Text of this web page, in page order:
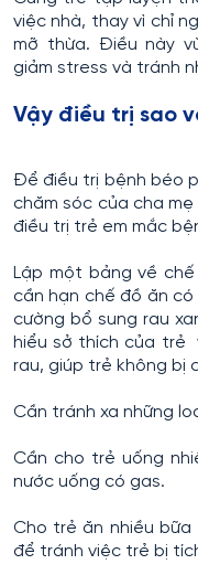
việc nhà, thay vì chỉ
mỡ thừa. Điều này
giảm stress và tránh
Vậy điều trị sao
Để điều trị bệnh béo
chăm sóc của cha
điều trị trẻ em mắc
Lập một bảng về
cần hạn chế đồ ăn
cường bổ sung rau
hiểu sở thích của trẻ
rau, giúp trẻ không bị
Cần tránh xa những
Cần cho trẻ uống
nước uống có gas.
Cho trẻ ăn nhiều
để tránh việc trẻ bị